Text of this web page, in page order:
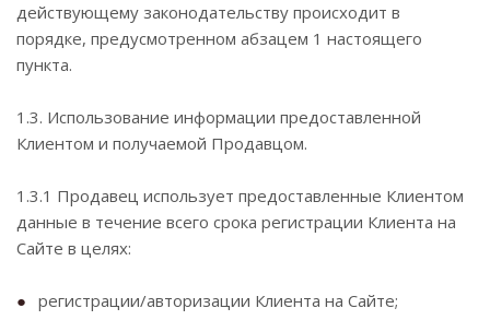
действующему законодательству происходит в
порядке, предусмотренном абзацем 1 настоящего
пункта.
1.3. Использование информации предоставленной
Клиентом и получаемой Продавцом.
1.3.1 Продавец использует предоставленные Клиентом
данные в течение всего срока регистрации Клиента на
Сайте в целях:
регистрации/авторизации Клиента на Сайте;